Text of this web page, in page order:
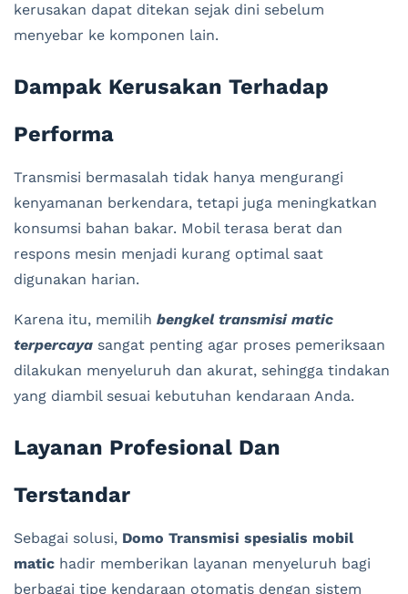
kerusakan dapat ditekan sejak dini sebelum
menyebar ke komponen lain.
Dampak Kerusakan Terhadap
Performa
Transmisi bermasalah tidak hanya mengurangi
kenyamanan berkendara, tetapi juga meningkatkan
konsumsi bahan bakar. Mobil terasa berat dan
respons mesin menjadi kurang optimal saat
digunakan harian.
Karena itu, memilih bengkel transmisi matic
terpercaya sangat penting agar proses pemeriksaan
dilakukan menyeluruh dan akurat, sehingga tindakan
yang diambil sesuai kebutuhan kendaraan Anda.
Layanan Profesional Dan
Terstandar
Sebagai solusi, Domo Transmisi spesialis mobil
matic hadir memberikan layanan menyeluruh bagi
berbagai tipe kendaraan otomatis dengan sistem